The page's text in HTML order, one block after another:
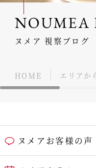
NOUMEA
ヌメア 視察ブログ
HOME エリアか
ヌメアお客様の声